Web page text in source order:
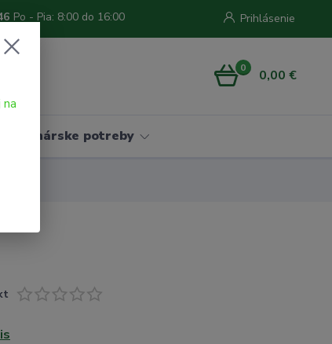
Prihlásenie
Po - Pia: 8:00 do 16:00
0 0,00 €
Vinárske potreby
na